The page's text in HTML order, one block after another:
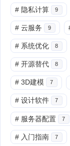
# 隐私计算 9
# 云服务 9
# 系统优化 8
# 开源替代 8
# 3D建模 7
# 设计软件 7
# 服务器配置 7
# 入门指南 7